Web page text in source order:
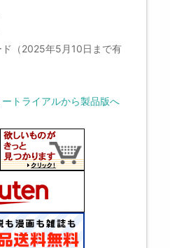
ド（2025年5月10日まで有
トライアルから製品版へ